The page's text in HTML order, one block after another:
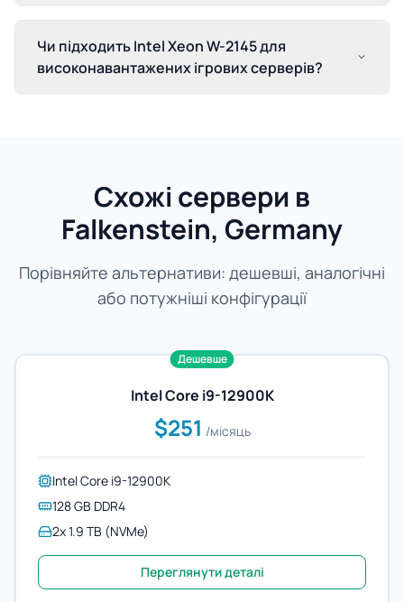
Чи підходить Intel Xeon W-2145 для
високонавантажених ігрових серверів?
Схожі сервери в
Falkenstein, Germany
Порівняйте альтернативи: дешевші, аналогічні
або потужніші конфігурації
Дешевше
Intel Core i9-12900K
$251 /місяць
Intel Core i9-12900K
128 GB DDR4
2x 1.9 TB (NVMe)
Переглянути деталі